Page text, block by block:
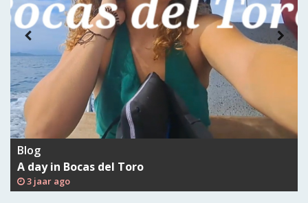
Blog
A day in Bocas del Toro
3 jaar ago